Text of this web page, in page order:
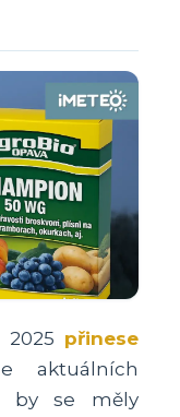
přinese
aktuálních
by se měly